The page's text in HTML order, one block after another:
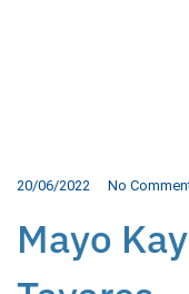
20/06/2022 No
Mayo